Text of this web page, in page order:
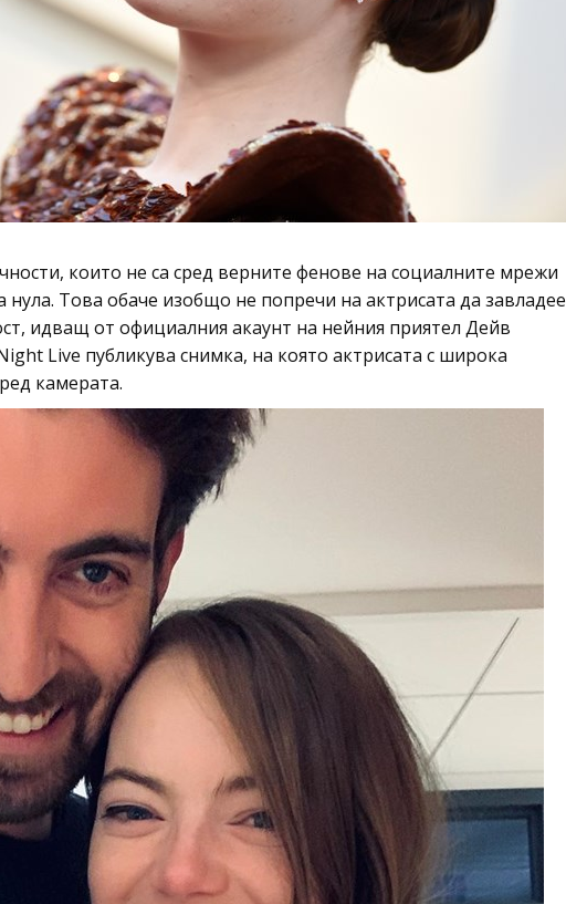
които не са сред верните фенове на социалните мрежи
нула. Това обаче изобщо не попречи на актрисата да завладее
идващ от официалния акаунт на нейния приятел Дейв
Live публикува снимка, на която актрисата с широка
камерата.